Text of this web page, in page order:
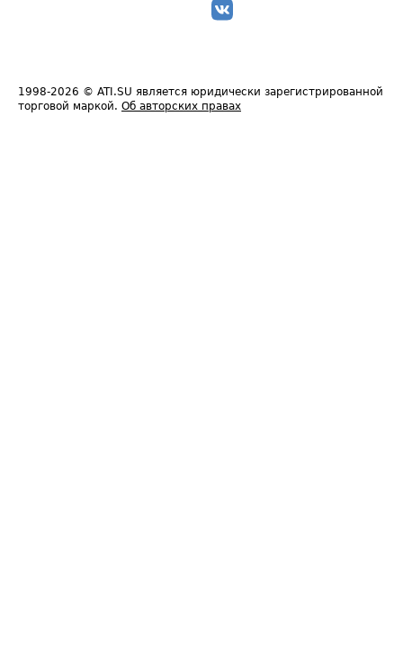
1998-2026 © ATI.SU является юридически зарегистрированной
торговой маркой. Об авторских правах